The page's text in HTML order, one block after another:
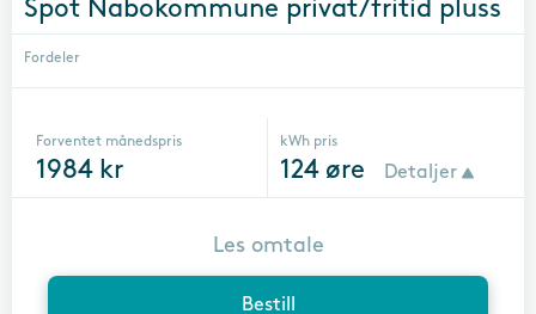
Spot Nabokommune privat/fritid pluss
Fordeler
Forventet månedspris
1984kr
kWh pris
124øre Detaljer
Bestill
Les omtale